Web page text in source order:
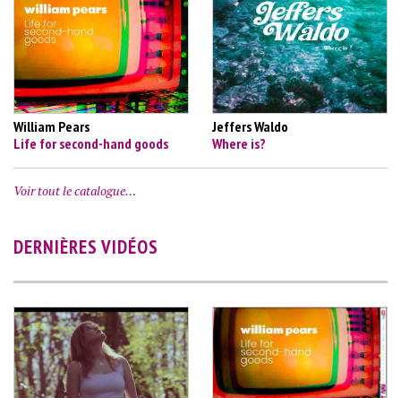
William Pears
Life for second-hand goods
Jeffers Waldo
Where is?
Voir tout le catalogue…
DERNIÈRES VIDÉOS